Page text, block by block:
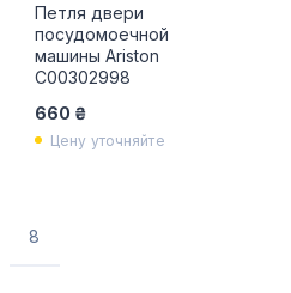
Петля двери
посудомоечной
машины Ariston
C00302998
660 ₴
Цену уточняйте
Остання
8